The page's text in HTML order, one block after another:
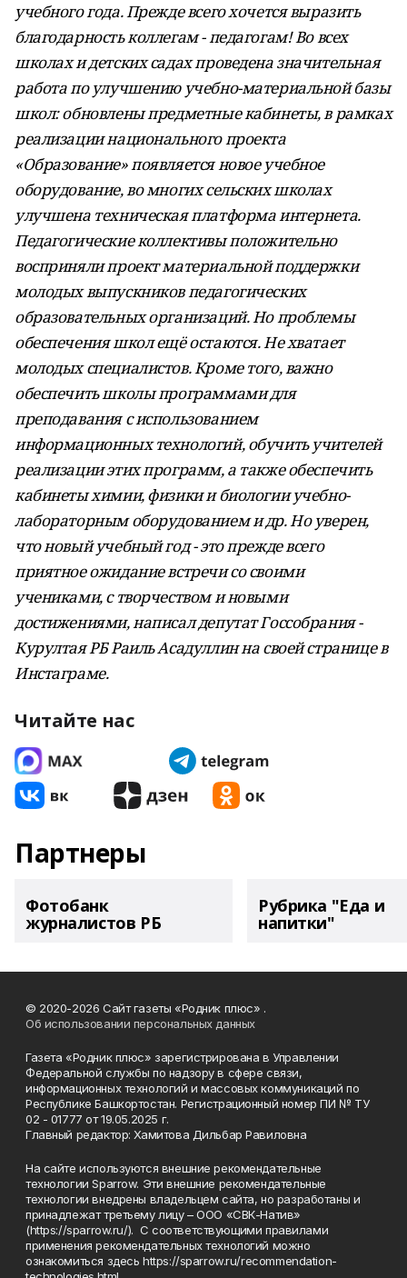
учебного года. Прежде всего хочется выразить
благодарность коллегам - педагогам! Во всех
школах и детских садах проведена значительная
работа по улучшению учебно-материальной базы
школ: обновлены предметные кабинеты, в рамках
реализации национального проекта
«Образование» появляется новое учебное
оборудование, во многих сельских школах
улучшена техническая платформа интернета.
Педагогические коллективы положительно
восприняли проект материальной поддержки
молодых выпускников педагогических
образовательных организаций. Но проблемы
обеспечения школ ещё остаются. Не хватает
молодых специалистов. Кроме того, важно
обеспечить школы программами для
преподавания с использованием
информационных технологий, обучить учителей
реализации этих программ, а также обеспечить
кабинеты химии, физики и биологии учебно-
лабораторным оборудованием и др. Но уверен,
что новый учебный год - это прежде всего
приятное ожидание встречи со своими
учениками, с творчеством и новыми
достижениями, написал депутат Госсобрания -
Курултая РБ Раиль Асадуллин на своей странице в
Инстаграме.
Читайте нас
Партнеры
Фотобанк
журналистов РБ
Рубрика "Еда и
напитки"
© 2020-2026 Сайт газеты «Родник плюс» .
Об использовании персональных данных
Газета «Родник плюс» зарегистрирована в Управлении
Федеральной службы по надзору в сфере связи,
информационных технологий и массовых коммуникаций по
Республике Башкортостан. Регистрационный номер ПИ № ТУ
02 - 01777 от 19.05.2025 г.
Главный редактор: Хамитова Дильбар Равиловна
На сайте используются внешние рекомендательные
технологии Sparrow. Эти внешние рекомендательные
технологии внедрены владельцем сайта, но разработаны и
принадлежат третьему лицу – ООО «СВК-Натив»
(https://sparrow.ru/). С соответствующими правилами
применения рекомендательных технологий можно
ознакомиться здесь https://sparrow.ru/recommendation-